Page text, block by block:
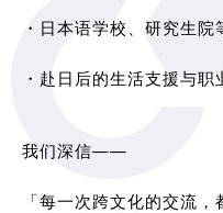
・日本语学校、研究生
・赴日后的生活支援与职
我们深信——
「每一次跨文化的交流